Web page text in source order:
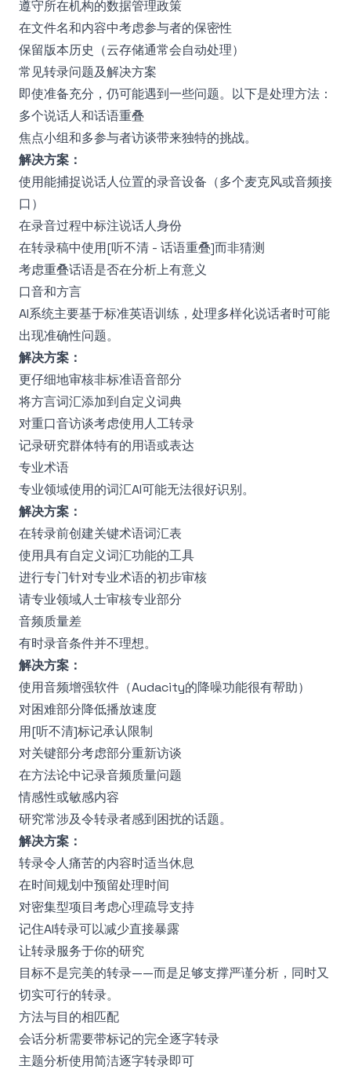
遵守所在机构的数据管理政策
在文件名和内容中考虑参与者的保密性
保留版本历史（云存储通常会自动处理）
常见转录问题及解决方案
即使准备充分，仍可能遇到一些问题。以下是处理方法：
多个说话人和话语重叠
焦点小组和多参与者访谈带来独特的挑战。
解决方案：
使用能捕捉说话人位置的录音设备（多个麦克风或音频接
口）
在录音过程中标注说话人身份
在转录稿中使用[听不清 - 话语重叠]而非猜测
考虑重叠话语是否在分析上有意义
口音和方言
AI系统主要基于标准英语训练，处理多样化说话者时可能
出现准确性问题。
解决方案：
更仔细地审核非标准语音部分
将方言词汇添加到自定义词典
对重口音访谈考虑使用人工转录
记录研究群体特有的用语或表达
专业术语
专业领域使用的词汇AI可能无法很好识别。
解决方案：
在转录前创建关键术语词汇表
使用具有自定义词汇功能的工具
进行专门针对专业术语的初步审核
请专业领域人士审核专业部分
音频质量差
有时录音条件并不理想。
解决方案：
使用音频增强软件（Audacity的降噪功能很有帮助）
对困难部分降低播放速度
用[听不清]标记承认限制
对关键部分考虑部分重新访谈
在方法论中记录音频质量问题
情感性或敏感内容
研究常涉及令转录者感到困扰的话题。
解决方案：
转录令人痛苦的内容时适当休息
在时间规划中预留处理时间
对密集型项目考虑心理疏导支持
记住AI转录可以减少直接暴露
让转录服务于你的研究
目标不是完美的转录——而是足够支撑严谨分析，同时又
切实可行的转录。
方法与目的相匹配
会话分析需要带标记的完全逐字转录
主题分析使用简洁逐字转录即可